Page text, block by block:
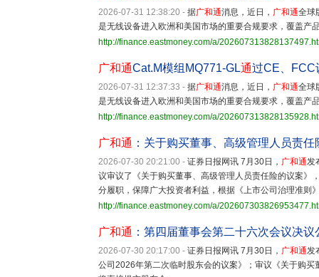
2026-07-31 12:38:20 - 据广和通消息，近日， 广和通全球
是无线设备进入欧洲和美国市场的重要合规要求，覆盖产
http://finance.eastmoney.com/a/
广和通Cat.M模组MQ771-GL通过CE、FCC
2026-07-31 12:37:33 - 据广和通消息，近日， 广和通全球
是无线设备进入欧洲和美国市场的重要合规要求，覆盖产
http://finance.eastmoney.com/a/
广和通 ：关于购买董事、高级管理人员责任
2026-07-30 20:21:00 - 证券日报网讯 7月30日， 广和通发
议审议了《关于购买董事、高级管理人员责任险的议案》
分履职，保障广大投资者利益，根据《上市公司治理准则
http://finance.eastmoney.com/a/
广和通 ：第四届董事会第二十六次会议决议
2026-07-30 20:17:00 - 证券日报网讯 7月30日， 广和通发
公司2026年第二次临时股东会的议案》；审议《关于购